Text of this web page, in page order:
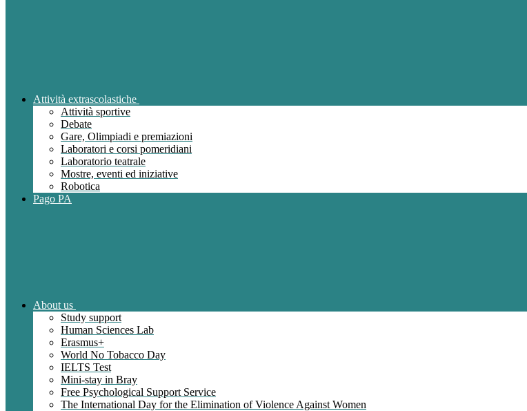
Attività extrascolastiche
Attività sportive
Debate
Gare, Olimpiadi e premiazioni
Laboratori e corsi pomeridiani
Laboratorio teatrale
Mostre, eventi ed iniziative
Robotica
Pago PA
About us
Study support
Human Sciences Lab
Erasmus+
World No Tobacco Day
IELTS Test
Mini-stay in Bray
Free Psychological Support Service
The International Day for the Elimination of Violence Against Women